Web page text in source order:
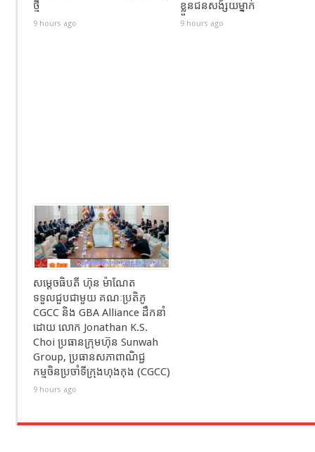
ថ្មី
9 hours ago
ខ្លួនជនសង័្សយម្នាក់
9 hours ago
សម្ដេចធិបតី ហ៊ុន ម៉ាណែត
ទទួលជួបជាមួយ គណៈប្រតិភូ
CGCC និង GBA Alliance ដឹកនាំ
ដោយ លោក Jonathan K.S.
Choi ប្រធានក្រុមហ៊ុន Sunwah
Group, ប្រធានសភាពាណិជ្ជ
កម្មចិនប្រចាំទីក្រុងហុងកុង (CGCC)
9 hours ago